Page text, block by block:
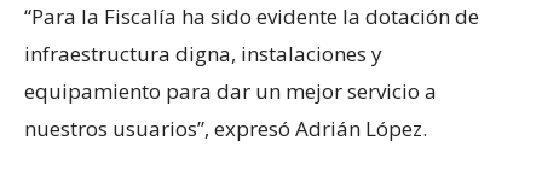
“Para la Fiscalía ha sido evidente la dotación de
infraestructura digna, instalaciones y
equipamiento para dar un mejor servicio a
nuestros usuarios”, expresó Adrián López.